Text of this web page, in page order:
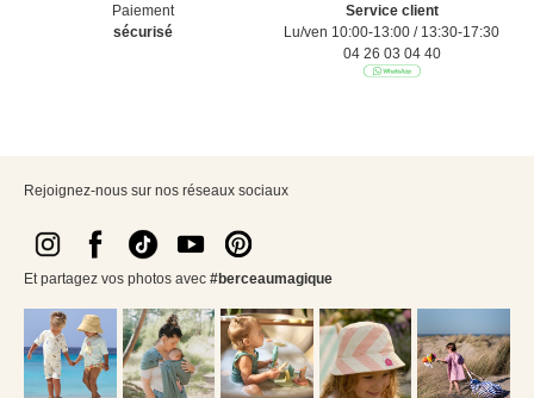
Paiement
sécurisé
Service client
Lu/ven 10:00-13:00 / 13:30-17:30
04 26 03 04 40
Rejoignez-nous sur nos réseaux sociaux
Et partagez vos photos avec #berceaumagique